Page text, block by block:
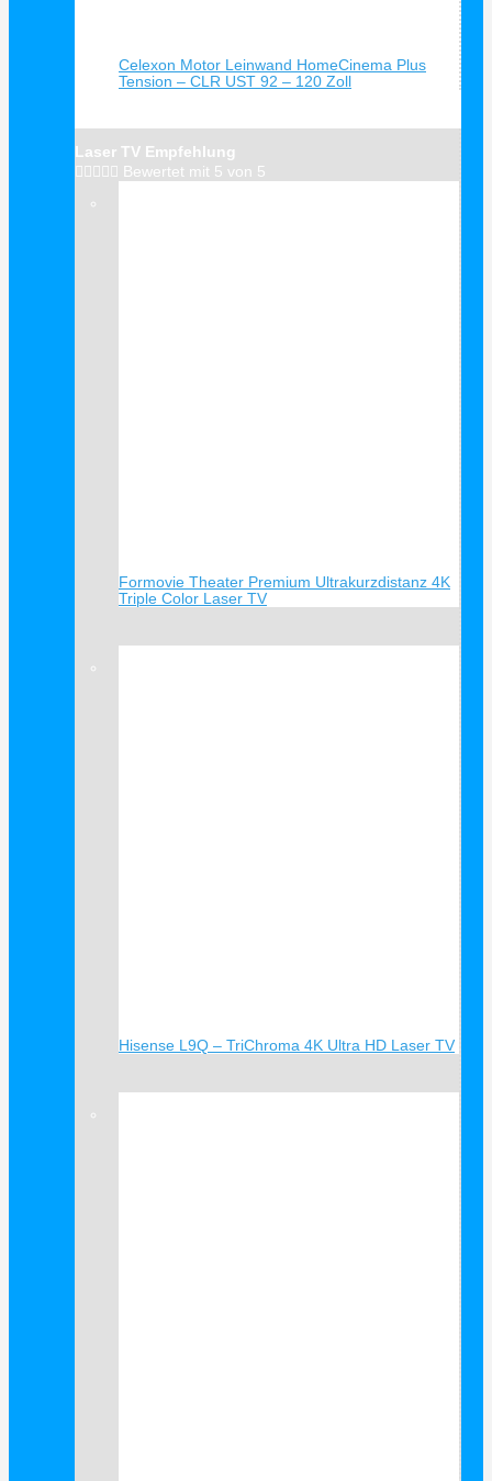
Celexon Motor Leinwand HomeCinema Plus
Tension – CLR UST 92 – 120 Zoll
Laser TV Empfehlung
     Bewertet mit 5 von 5
Formovie Theater Premium Ultrakurzdistanz 4K
Triple Color Laser TV
Hisense L9Q – TriChroma 4K Ultra HD Laser TV